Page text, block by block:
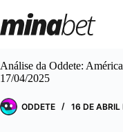
para
o
Análise da Oddete:
17/04/2025
ODDETE 16 DE ABRIL